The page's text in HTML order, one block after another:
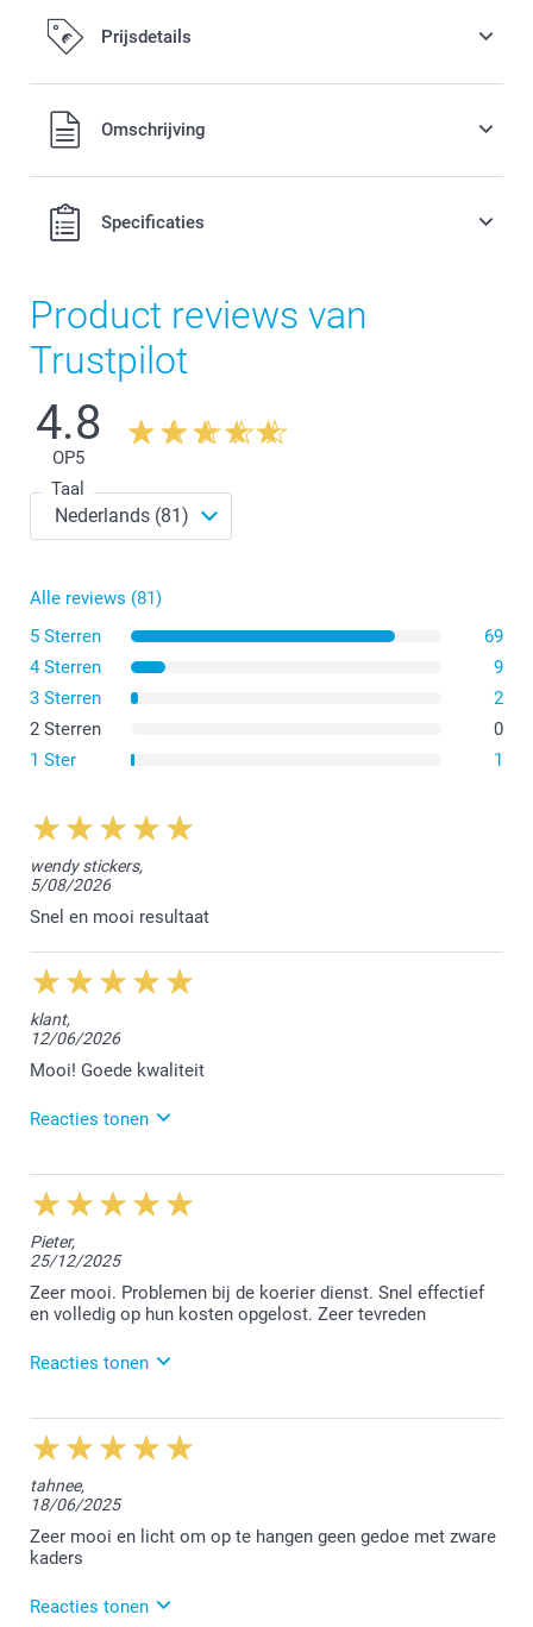
Prijsdetails
Alle prijzen zijn in EURO (€) inclusief BTW en exclusief
verzendkosten.Omschrijving
Specificaties
Product reviews van
Trustpilot
4.8
OP5
Taal
Alle reviews (81)
5 Sterren
69
4 Sterren
9
3 Sterren
2
2 Sterren
0
1 Ster
1
wendy stickers,
5/08/2026
Snel en mooi resultaat
klant,
12/06/2026
Mooi! Goede kwaliteit
Reacties tonen
17/06/2026
13:12
Beste,
Wat fijn dat je tevreden bent met jouw foto op forex.
Bedankt voor de mooie feedback.
Met vriendelijke groeten,
Pieter,
25/12/2025
Zeer mooi. Problemen bij de koerier dienst. Snel effectief
en volledig op hun kosten opgelost. Zeer tevreden
Reacties tonen
26/01/2026
14:23
Beste Pieter,
Bedankt voor jouw review op Trustpilot. Wat jammer
dat Bpost jouw pakket niet heeft geleverd. Blij te
lezen dat, ondanks de fout van Bpost, wij dit voor
service aan te bieden.
tahnee,
18/06/2025
Zeer mooi en licht om op te hangen geen gedoe met zware
kaders
Reacties tonen